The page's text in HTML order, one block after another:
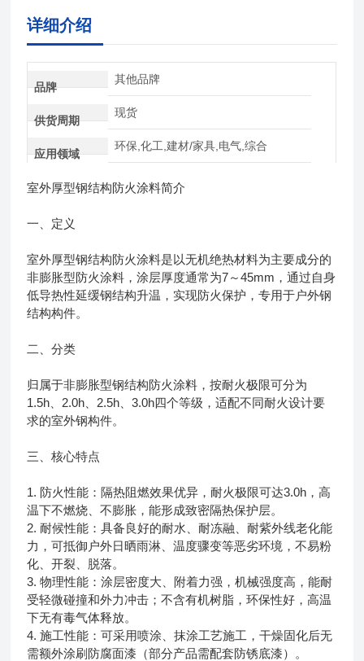
详细介绍
品牌
其他品牌
供货周期
现货
应用领域
环保,化工,建材/家具,电气,综合
室外厚型钢结构防火涂料简介
一、定义
室外厚型钢结构防火涂料是以无机绝热材料为主要成分的
非膨胀型防火涂料，涂层厚度通常为7～45mm，通过自身
低导热性延缓钢结构升温，实现防火保护，专用于户外钢
结构构件。
二、分类
归属于非膨胀型钢结构防火涂料，按耐火极限可分为
1.5h、2.0h、2.5h、3.0h四个等级，适配不同耐火设计要
求的室外钢构件。
三、核心特点
1. 防火性能：隔热阻燃效果优异，耐火极限可达3.0h，高
温下不燃烧、不膨胀，能形成致密隔热保护层。
2. 耐候性能：具备良好的耐水、耐冻融、耐紫外线老化能
力，可抵御户外日晒雨淋、温度骤变等恶劣环境，不易粉
化、开裂、脱落。
3. 物理性能：涂层密度大、附着力强，机械强度高，能耐
受轻微碰撞和外力冲击；不含有机树脂，环保性好，高温
下无有毒气体释放。
4. 施工性能：可采用喷涂、抹涂工艺施工，干燥固化后无
需额外涂刷防腐面漆（部分产品需配套防锈底漆）。